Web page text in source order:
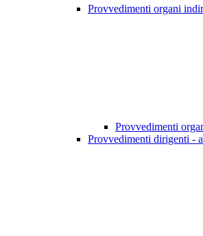
Provvedimenti organi
Provvedimenti
Provvedimenti dirigenti -